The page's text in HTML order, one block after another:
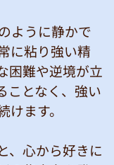
ように静かで
に粘り強い精
困難や逆境が立
ことなく、強い
ます。
、心から好きに